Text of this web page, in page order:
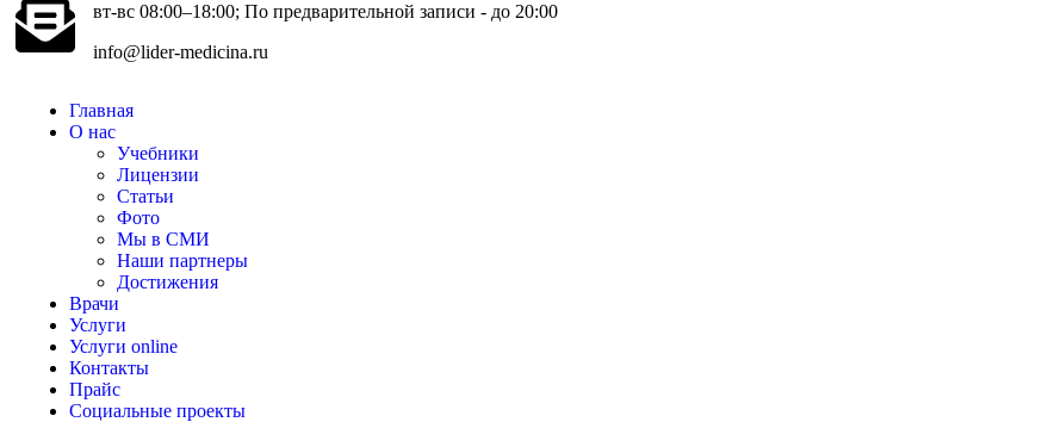
вт-вс 08:00–18:00; По предварительной записи - до 20:00
info@lider-medicina.ru
Главная
О нас
Учебники
Лицензии
Статьи
Фото
Мы в СМИ
Наши партнеры
Достижения
Врачи
Услуги
Услуги online
Контакты
Прайс
Социальные проекты